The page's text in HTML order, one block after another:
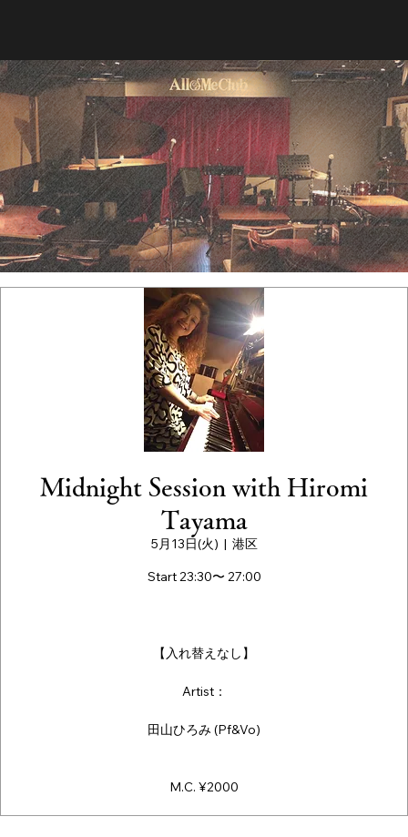
Midnight Session with Hiromi
Tayama
5月13日(火)
  |
港区
Start 23:30〜 27:00
【入れ替えなし】
Artist：
田山ひろみ (Pf&Vo)
M.C. ¥2000